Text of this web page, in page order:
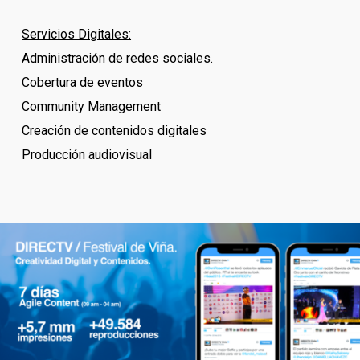
Servicios Digitales:
Administración de redes sociales.
Cobertura de eventos
Community Management
Creación de contenidos digitales
Producción audiovisual